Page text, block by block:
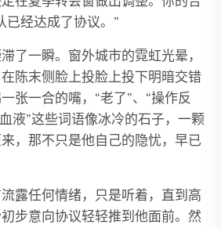
经达成了协议。”
了一瞬。窗外城市的霓虹光晕，
陈末侧脸上投脸上投下明暗交错
张一合的嘴，“老了”、“操作反
液”这些词语像冰冷的石子，一颗
，那不只是他自己的隐忧，早已
露任何情绪，只是听着，直到高
步意向协议轻轻推到他面前。然